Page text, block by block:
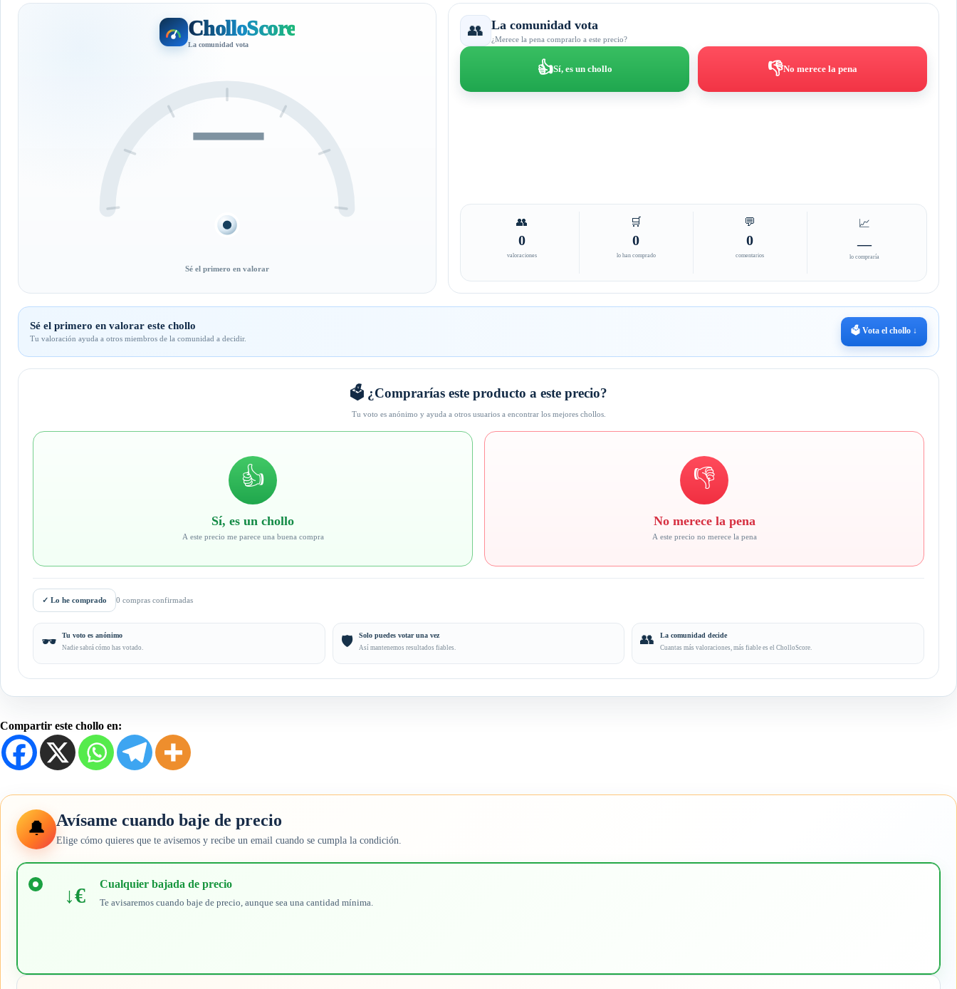
CholloScore
La comunidad vota
—
Sé el primero en valorar
👥 La comunidad vota
¿Merece la pena comprarlo a este precio?
👍Sí, es un chollo 👎No merece la pena
👥
0
valoraciones
🛒
0
lo han comprado
💬
0
comentarios
📈
—
lo compraría
Sé el primero en valorar este chollo
Tu valoración ayuda a otros miembros de la comunidad a decidir.
🗳️ Vota el chollo ↓
🗳️ ¿Comprarías este producto a este precio?
Tu voto es anónimo y ayuda a otros usuarios a encontrar los mejores chollos.
👍
Sí, es un chollo
A este precio me parece una buena compra
👎
No merece la pena
A este precio no merece la pena
✓ Lo he comprado 0 compras confirmadas
🕶️ Tu voto es anónimo
Nadie sabrá cómo has votado. 🛡️ Solo puedes votar una vez
Así mantenemos resultados fiables.
👥 La comunidad decide
Cuantas más valoraciones, más fiable es el CholloScore.
Compartir este chollo en:
🔔 Avísame cuando baje de precio
Elige cómo quieres que te avisemos y recibe un email cuando se cumpla la condición.
Elige
cuándo
quieres
↓€ Cualquier bajada de precio
Te avisaremos cuando baje de precio, aunque sea una cantidad mínima.